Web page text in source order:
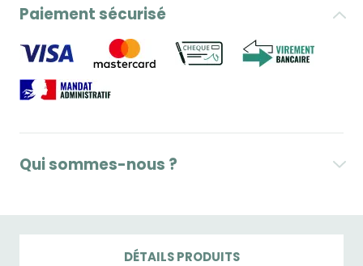
Paiement sécurisé
Qui sommes-nous ?
DÉTAILS PRODUITS